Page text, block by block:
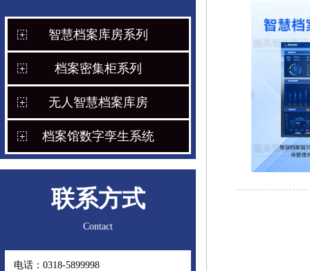
智慧档案库房系列
档案密集柜系列
无人智慧档案库房
档案馆数字孪生系统
联系方式
Contact
电话：0318-5899998